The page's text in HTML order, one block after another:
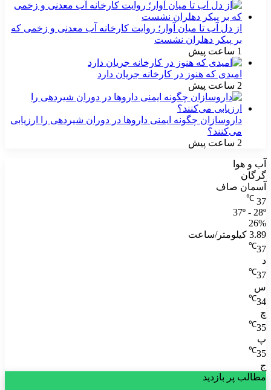
از دل آب تا میان آوار؛ روایت کارخانه آب معدنی و زخمی که
بر پیکر دهلران نشست
1 ساعت پیش
امیدی که هنوز در کارخانه جریان دارد
2 ساعت پیش
داروسازان چگونه ایمنی داروها در دوران شیردهی را ارزیابی
می‌کنند؟
2 ساعت پیش
آب و هوا
گرگان
آسمان صاف
37
℃
37º - 28º
26%
3.89 کیلومتر/ساعت
37
℃
د
37
℃
س
34
℃
چ
35
℃
پ
35
℃
ج
مطالب پر بازدید